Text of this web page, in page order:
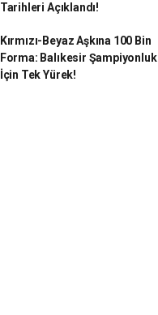
Tarihleri Açıklandı!
Kırmızı-Beyaz Aşkına 100 Bin
Forma: Balıkesir Şampiyonluk
İçin Tek Yürek!